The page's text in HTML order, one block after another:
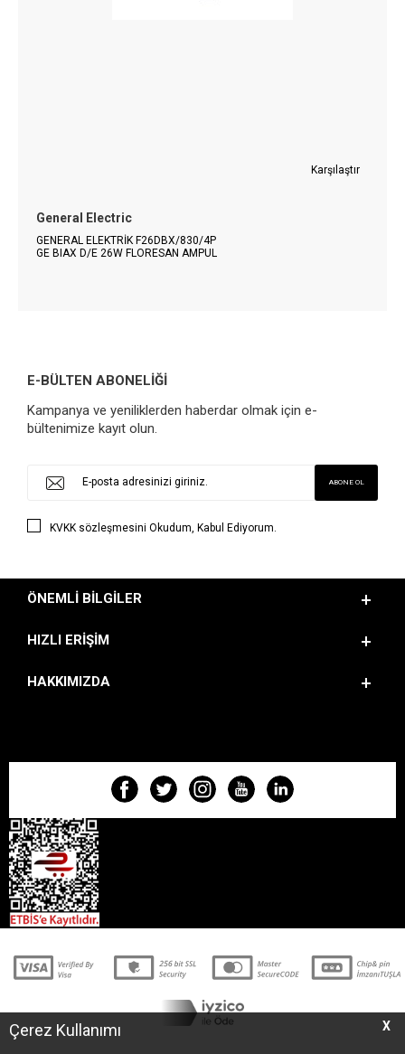
X
Çerez Kullanımı
Karşılaştır
General Electric
GENERAL ELEKTRİK F26DBX/830/4P
GE BIAX D/E 26W FLORESAN AMPUL
E-BÜLTEN ABONELİĞİ
Kampanya ve yeniliklerden haberdar olmak için e-
bültenimize kayıt olun.
KVKK sözleşmesini Okudum, Kabul Ediyorum.
ÖNEMLI BILGILER
HIZLI ERIŞIM
HAKKIMIZDA